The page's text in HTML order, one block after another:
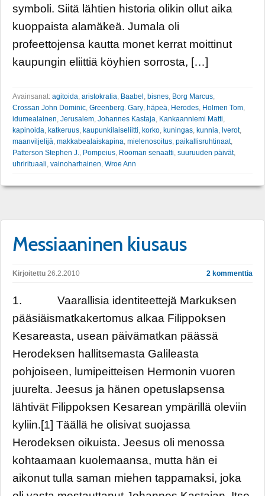
symboli. Siitä lähtien historia olikin ollut aika
kuoppaista alamäkeä. Jumala oli
profeettojensa kautta monet kerrat moittinut
kaupungin eliittiä köyhien sorrosta, […]
Avainsanat: agitoida, aristokratia, Baabel , bisnes, Borg Marcus,
Crossan John Dominic, Greenberg. Gary, häpeä, Herodes, Holmen Tom,
idumealainen, Jerusalem, Johannes Kastaja, Kankaanniemi Matti,
kapinoida, katkeruus, kaupunkilaiseliitti, korko, kuningas, kunnia, lverot,
maanviljelijä, makkabealaiskapina, mielenosoitus, paikallisruhtinaat,
Patterson Stephen J., Pompeius, Rooman senaatti, suuruuden päivät,
uhrirituaali, vainoharhainen, Wroe Ann
Messiaaninen kiusaus
Kirjoitettu 26.2.2010 2 kommenttia
1. Vaarallisia identiteettejä Markuksen
pääsiäismatkakertomus alkaa Filippoksen
Kesareasta, usean päivämatkan päässä
Herodeksen hallitsemasta Galileasta
pohjoiseen, lumipeitteisen Hermonin vuoren
juurelta. Jeesus ja hänen opetuslapsensa
lähtivät Filippoksen Kesarean ympärillä oleviin
kyliin.[1] Täällä he olisivat suojassa
Herodeksen oikuista. Jeesus oli menossa
kohtaamaan kuolemaansa, mutta hän ei
aikonut tulla saman miehen tappamaksi, joka